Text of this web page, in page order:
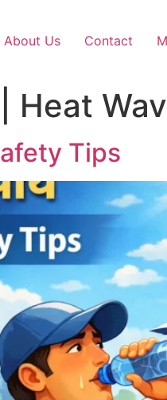
About Us Contact
| Heat
Tips